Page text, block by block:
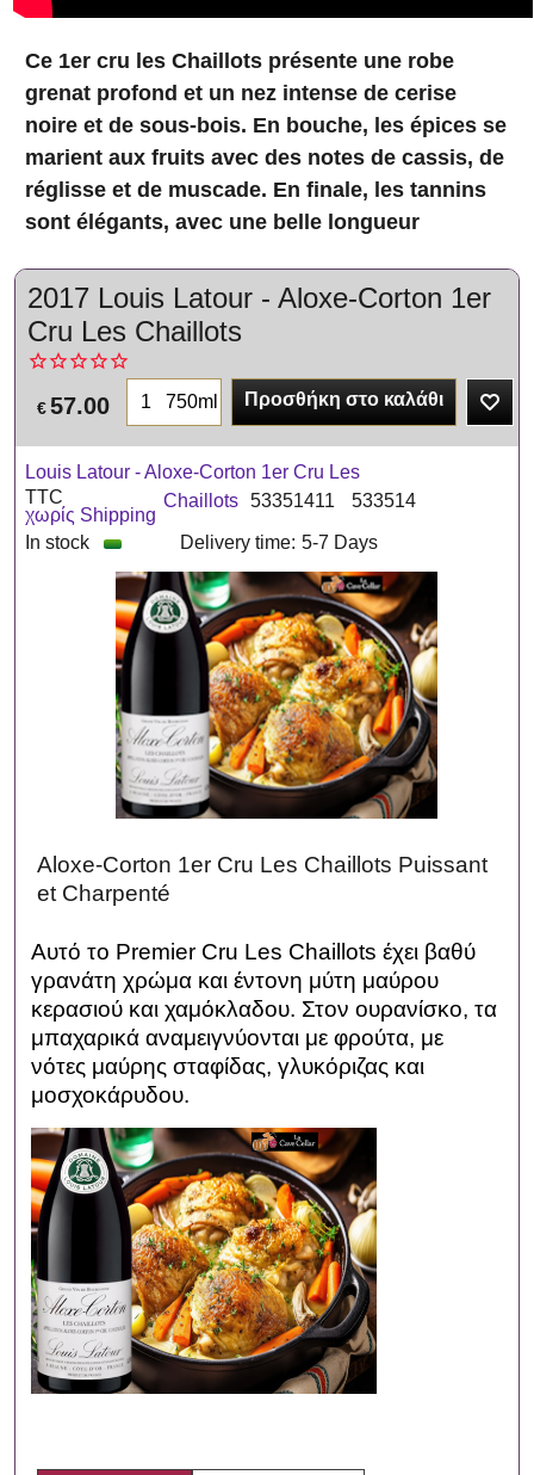
Ce 1er cru les Chaillots présente une robe
grenat profond et un nez intense de cerise
noire et de sous-bois. En bouche, les épices se
marient aux fruits avec des notes de cassis, de
réglisse et de muscade. En finale, les tannins
sont élégants, avec une belle longueur
2017 Louis Latour - Aloxe-Corton 1er
Cru Les Chaillots
€57.00 750ml Προσθήκη στο καλάθι
Louis Latour - Aloxe-Corton 1er Cru Les
Chaillots 53351411 533514
TTC
χωρίς Shipping
Delivery time: 5-7 Days
In stock
Aloxe-Corton 1er Cru Les Chaillots Puissant
et Charpenté
Αυτό το Premier Cru Les Chaillots έχει βαθύ
γρανάτη χρώμα και έντονη μύτη μαύρου
κερασιού και χαμόκλαδου. Στον ουρανίσκο, τα
μπαχαρικά αναμειγνύονται με φρούτα, με
νότες μαύρης σταφίδας, γλυκόριζας και
μοσχοκάρυδου.